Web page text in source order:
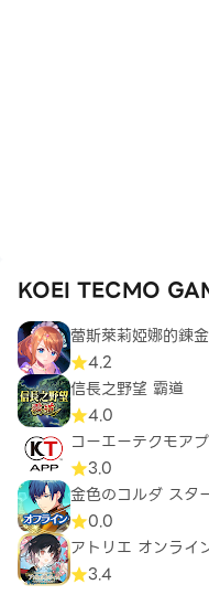
KOEI TECMO
蕾斯萊莉婭娜的鍊
～4.2
信長之野望 霸道
4.0
コーエーテクモア
ッズ抽選
3.0
金色のコルダ スタ
0.0
アトリエ オンライ
3.4